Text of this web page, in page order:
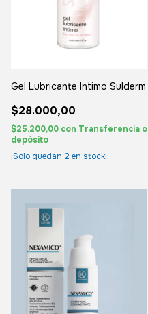
Gel Lubricante Intimo Sulderm
$28.000,00
$25.200,00 con Transferencia o
depósito
¡Solo quedan 2 en stock!